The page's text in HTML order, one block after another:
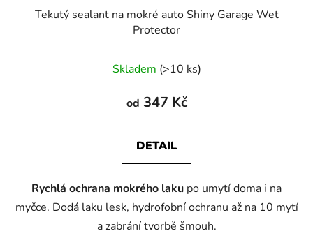
Tekutý sealant na mokré auto Shiny Garage Wet
Protector
Skladem (>10 ks)
od 347 Kč
DETAIL
Rychlá ochrana mokrého laku po umytí doma i na
myčce. Dodá laku lesk, hydrofobní ochranu až na 10 mytí
a zabrání tvorbě šmouh.